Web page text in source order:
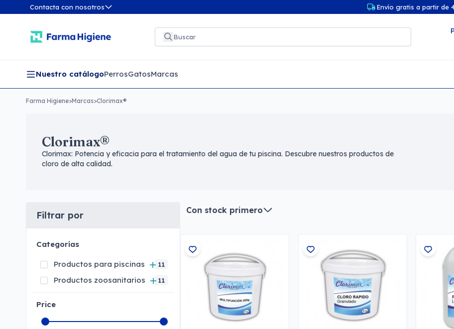
Contacta con nosotros Envío gratis a partir de
Nuestro catálogoPerrosGatosMarcas
Farma Higiene>Marcas>Clorimax®
Clorimax®
Clorimax: Potencia y eficacia para el tratamiento del agua de tu piscina. Descubre nuestros productos de
cloro de alta calidad.
Filtrar por
Categorías
Productos para piscinas 11
Productos zoosanitarios 11
Price
Con stock primero